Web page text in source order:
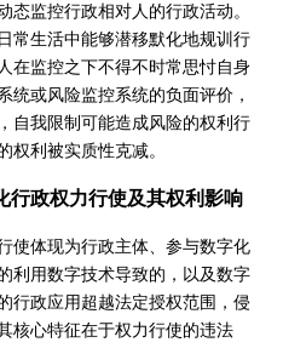
态监控行政相对人的行政活动。
常生活中能够潜移默化地规训行
在监控之下不得不时常思忖自身
统或风险监控系统的负面评价，
自我限制可能造成风险的权利行
权利被实质性克减。
行政权力行使及其权利影响
使体现为行政主体、参与数字化
利用数字技术导致的，以及数字
行政应用超越法定授权范围，侵
核心特征在于权力行使的违法